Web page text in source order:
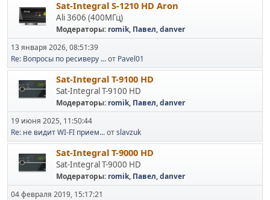
Sat-Integral S-1210 HD Aron
Ali 3606 (400МГц)
Модераторы: romik, Павел,danver
13 января 2026, 08:51:39
Re: Вопросы по ресиверу ...от Pavel01
Sat-Integral T-9100 HD
Sat-Integral T-9100 HD
Модераторы: romik, Павел,danver
19 июня 2025, 11:50:44
Re: не видит WI-FI прием...отslavzuk
Sat-Integral T-9000 HD
Sat-Integral T-9000 HD
Модераторы: romik, Павел,danver
04 февраля 2019, 15:17:21